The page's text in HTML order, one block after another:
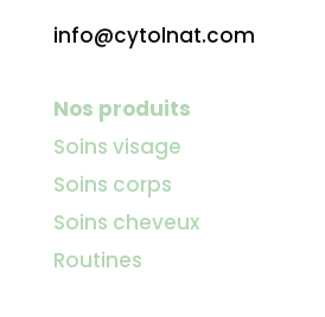
info@cytolnat.com
Nos produits
Soins visage
Soins corps
Soins cheveux
Routines